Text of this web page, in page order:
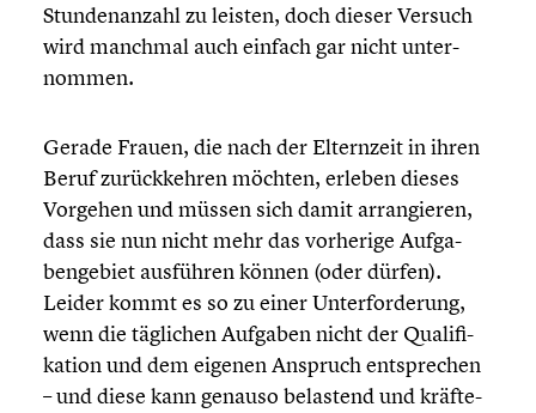
Stunden­an­zahl zu leisten, doch dieser Versuch
wird manchmal auch einfach gar nicht unter­
nom­men.
Gerade Frauen, die nach der Eltern­zeit in ihren
Beruf zurück­keh­ren möchten, erleben dieses
Vorgehen und müssen sich damit arran­gie­ren,
dass sie nun nicht mehr das vorherige Aufga­
ben­ge­biet ausführen können (oder dürfen).
Leider kommt es so zu einer Unter­for­de­rung,
wenn die täglichen Aufgaben nicht der Quali­fi­
ka­tion und dem eigenen Anspruch entspre­chen
– und diese kann genauso belastend und kräfte­